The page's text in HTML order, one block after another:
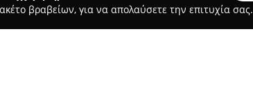
βραβείων, για να απολαύσετε την επιτυχία σας.